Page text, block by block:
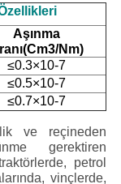
Aşınma
Nm)
≤0.3×10-7
≤0.5×10-7
≤0.7×10-7
ve reçineden
gerektiren
petrol
vinçlerde,